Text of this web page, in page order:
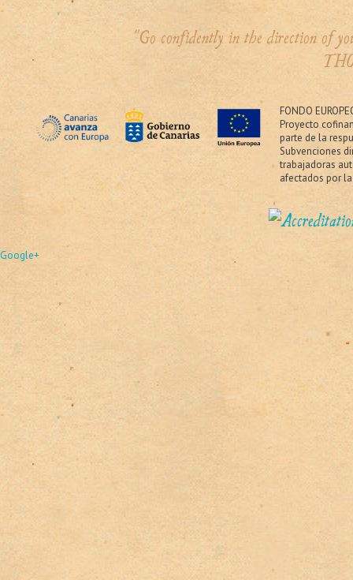
"Go confidently in the direction of
FONDO
Proyecto
parte de la
Subvenciones
trabajadoras
afectados por
Google+